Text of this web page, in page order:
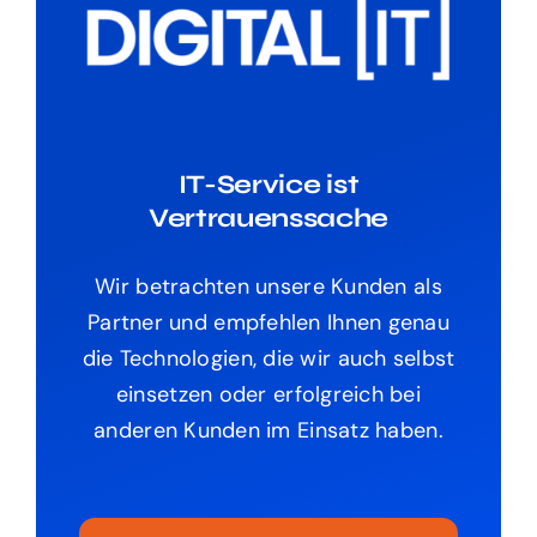
IT-Service ist
Vertrauenssache
Wir betrachten unsere Kunden als
Partner und empfehlen Ihnen genau
die Technologien, die wir auch selbst
einsetzen oder erfolgreich bei
anderen Kunden im Einsatz haben.